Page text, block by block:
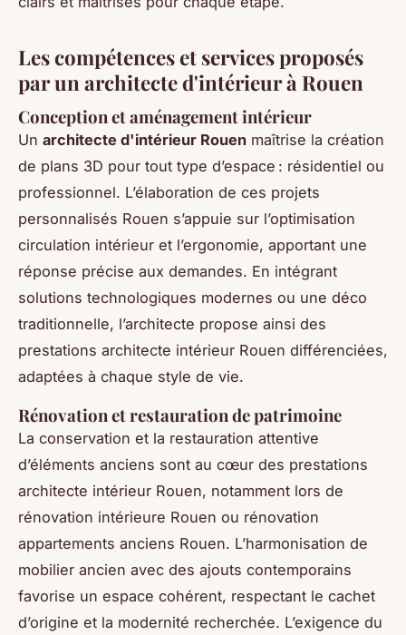
Les compétences et services proposés
par un architecte d'intérieur à Rouen
Conception et aménagement intérieur
Un architecte d'intérieur Rouen maîtrise la création
de plans 3D pour tout type d’espace : résidentiel ou
professionnel. L’élaboration de ces projets
personnalisés Rouen s’appuie sur l’optimisation
circulation intérieur et l’ergonomie, apportant une
réponse précise aux demandes. En intégrant
solutions technologiques modernes ou une déco
traditionnelle, l’architecte propose ainsi des
prestations architecte intérieur Rouen différenciées,
adaptées à chaque style de vie.
Rénovation et restauration de patrimoine
La conservation et la restauration attentive
d’éléments anciens sont au cœur des prestations
architecte intérieur Rouen, notamment lors de
rénovation intérieure Rouen ou rénovation
appartements anciens Rouen. L’harmonisation de
mobilier ancien avec des ajouts contemporains
favorise un espace cohérent, respectant le cachet
d’origine et la modernité recherchée. L’exigence du